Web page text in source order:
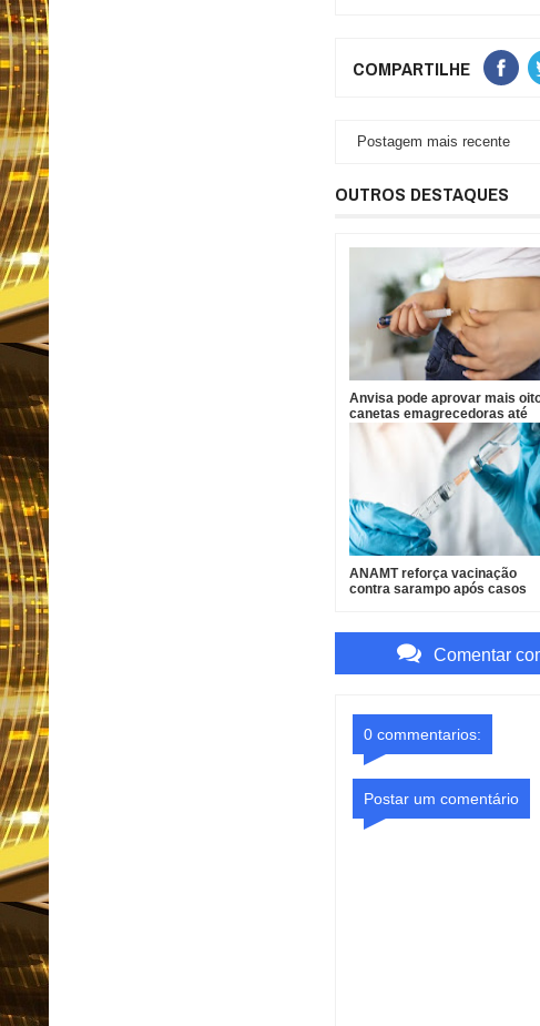
COMPARTILHE
Postagem mais recente
OUTROS DESTAQUES
Anvisa pode aprovar mais
canetas emagrecedoras até
2026
ANAMT reforça vacinação
contra sarampo após casos
Comentar
0 commentarios:
Postar um comentário